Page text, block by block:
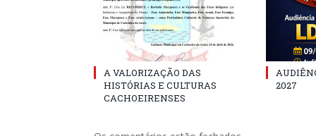
A VALORIZAÇÃO DAS
HISTÓRIAS E CULTURAS
CACHOEIRENSES
2027